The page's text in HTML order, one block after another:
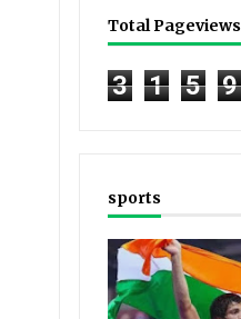
Total Pageviews
3 1 5 9
sports